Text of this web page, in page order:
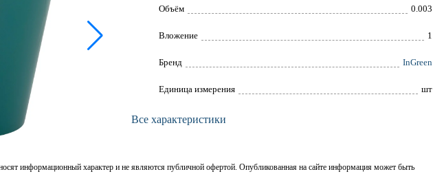
Объём 0.003
Вложение 1
Брeнд InGreen
Единица измерения шт
Все характеристики
информационный характер и не являются публичной офертой. Опубликованная на сайте информация может быть